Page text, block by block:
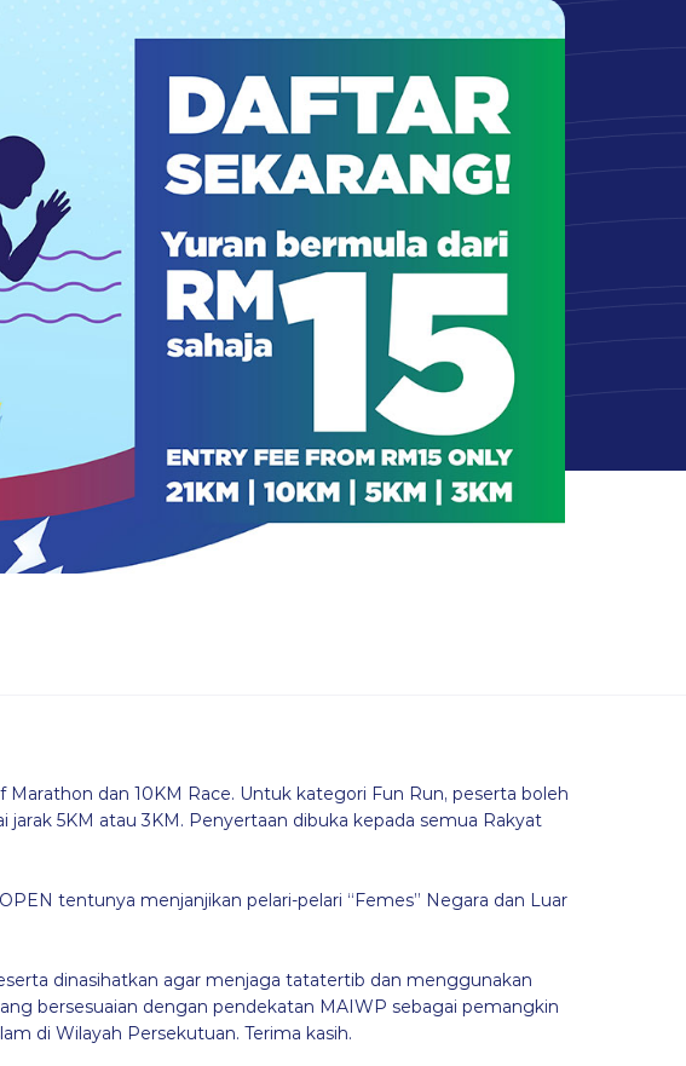
Marathon dan 10KM Race. Untuk kategori Fun Run, peserta boleh
jarak 5KM atau 3KM. Penyertaan dibuka kepada semua Rakyat
tentunya menjanjikan pelari-pelari “Femes” Negara dan Luar
dinasihatkan agar menjaga tatatertib dan menggunakan
bersesuaian dengan pendekatan MAIWP sebagai pemangkin
di Wilayah Persekutuan. Terima kasih.